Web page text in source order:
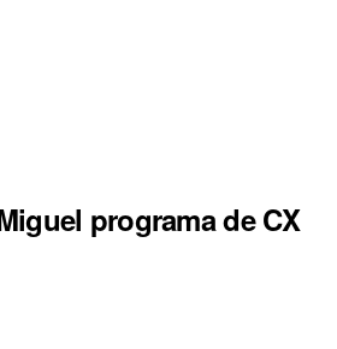
programa de CX